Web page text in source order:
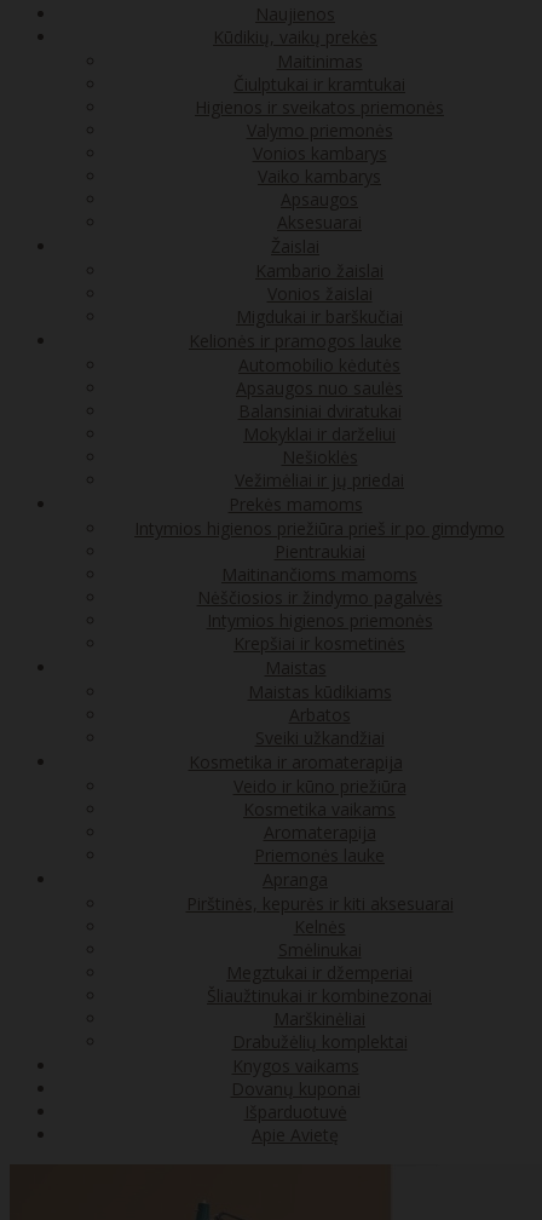
Naujienos
Kūdikių, vaikų prekės
Maitinimas
Čiulptukai ir kramtukai
Higienos ir sveikatos priemonės
Valymo priemonės
Vonios kambarys
Vaiko kambarys
Apsaugos
Aksesuarai
Žaislai
Kambario žaislai
Vonios žaislai
Migdukai ir barškučiai
Kelionės ir pramogos lauke
Automobilio kėdutės
Apsaugos nuo saulės
Balansiniai dviratukai
Mokyklai ir darželiui
Nešioklės
Vežimėliai ir jų priedai
Prekės mamoms
Intymios higienos priežiūra prieš ir po gimdymo
Pientraukiai
Maitinančioms mamoms
Nėščiosios ir žindymo pagalvės
Intymios higienos priemonės
Krepšiai ir kosmetinės
Maistas
Maistas kūdikiams
Arbatos
Sveiki užkandžiai
Kosmetika ir aromaterapija
Veido ir kūno priežiūra
Kosmetika vaikams
Aromaterapija
Priemonės lauke
Apranga
Pirštinės, kepurės ir kiti aksesuarai
Kelnės
Smėlinukai
Megztukai ir džemperiai
Šliaužtinukai ir kombinezonai
Marškinėliai
Drabužėlių komplektai
Knygos vaikams
Dovanų kuponai
Išparduotuvė
Apie Avietę